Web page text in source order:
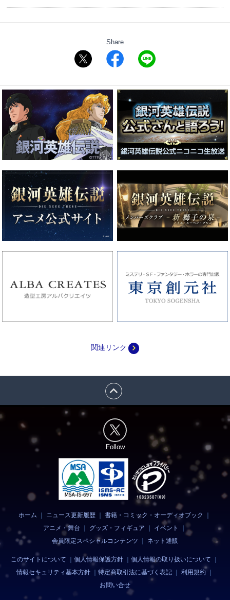
Share
関連リンク navigate_next
expand_less
Follow
ホーム ニュース更新履歴 ｜書籍・コミック・オーディオブック
アニメ・舞台
グッズ・フィギュア イベント
｜
会員限定スペシャルコンテンツ
ネット通販
このサイトについて ｜個人情報保護方針 ｜個人情報の取り扱いについて
情報セキュリティ基本方針｜ 特定商取引法に基づく表記｜ 利用規約｜
お問い合せ